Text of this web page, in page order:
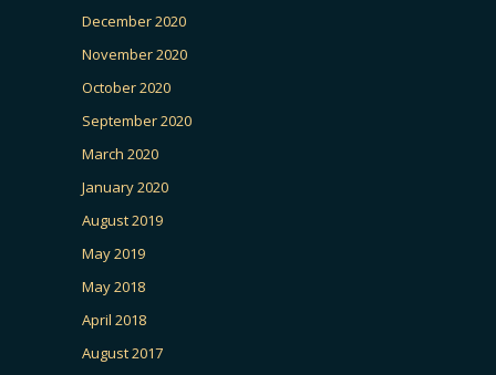
December 2020
November 2020
October 2020
September 2020
March 2020
January 2020
August 2019
May 2019
May 2018
April 2018
August 2017